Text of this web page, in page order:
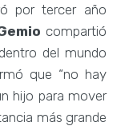
por tercer año
compartió
del mundo
que “no hay
hijo para mover
más grande